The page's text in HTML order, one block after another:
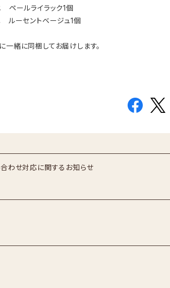
ペールライラック1個
ルーセントベージュ1個
一緒に同梱してお届けします。
わせ対応に関するお知らせ